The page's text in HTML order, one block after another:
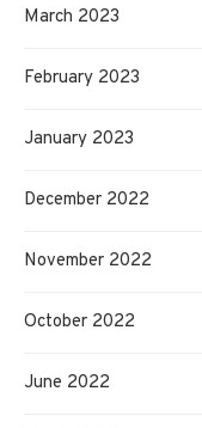
March 2023
February 2023
January 2023
December 2022
November 2022
October 2022
June 2022